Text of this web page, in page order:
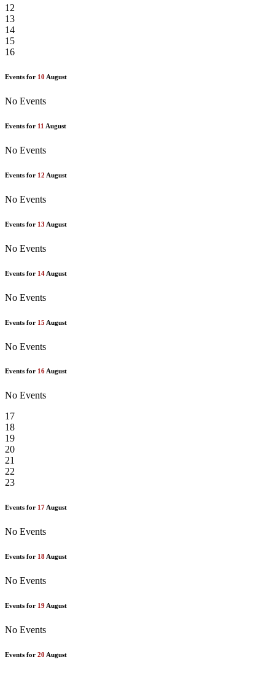
12
13
14
15
16
Events for 10 August
No Events
Events for 11 August
No Events
Events for 12 August
No Events
Events for 13 August
No Events
Events for 14 August
No Events
Events for 15 August
No Events
Events for 16August
No Events
17
18
19
20
21
22
23
Events for 17August
No Events
Events for 18 August
No Events
Events for 19 August
No Events
Events for 20 August